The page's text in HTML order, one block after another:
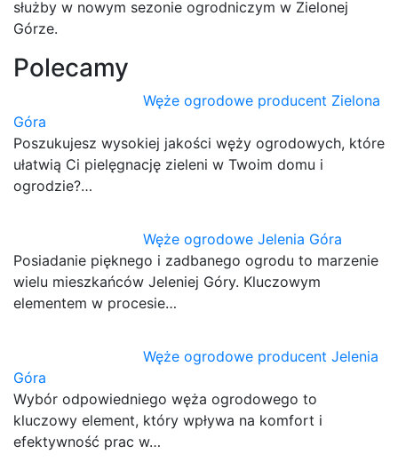
służby w nowym sezonie ogrodniczym w Zielonej
Górze.
Polecamy
Węże ogrodowe producent Zielona
Góra
Poszukujesz wysokiej jakości węży ogrodowych, które
ułatwią Ci pielęgnację zieleni w Twoim domu i
ogrodzie?…
Węże ogrodowe Jelenia Góra
Posiadanie pięknego i zadbanego ogrodu to marzenie
wielu mieszkańców Jeleniej Góry. Kluczowym
elementem w procesie…
Węże ogrodowe producent Jelenia
Góra
Wybór odpowiedniego węża ogrodowego to
kluczowy element, który wpływa na komfort i
efektywność prac w…